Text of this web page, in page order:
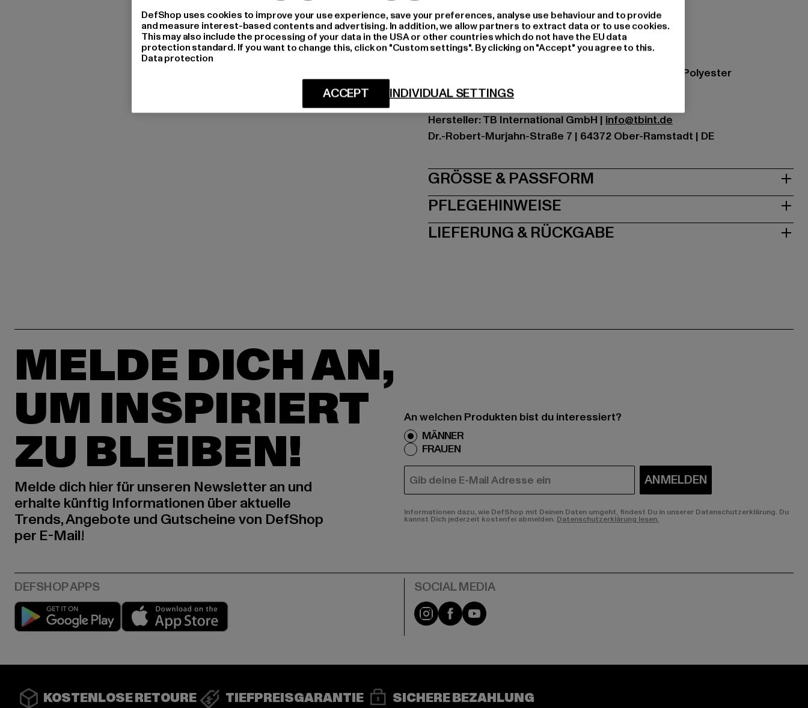
Marke: Urban Classics
Kat.: Zip Hoodies
Farbe: schwarz
Hersteller Farbe: black
Materialzusammensetzung: 65% Baumwolle, 35% Polyester
Art.Nr: TB014C-00007
Hersteller: TB International GmbH | info@tbint.de
Dr.-Robert-Murjahn-Straße 7 | 64372 Ober-Ramstadt | DE
GRÖSSE & PASSFORM
PFLEGEHINWEISE
LIEFERUNG & RÜCKGABE
MELDE DICH AN,
UM INSPIRIERT
ZU BLEIBEN!
Melde dich hier für unseren Newsletter an und
erhalte künftig Informationen über aktuelle
Trends, Angebote und Gutscheine von DefShop
per E-Mail!
An welchen Produkten bist du interessiert?
MÄNNER
FRAUEN
E-MAIL ANMELDEN
Informationen dazu, wie DefShop mit Deinen Daten umgeht, findest Du in unserer Datenschutzerklärung. Du
kannst Dich jederzeit kostenfei abmelden. Datenschutzerklärung lesen.
Play market Instagram
FacebookYouTube
KOSTENLOSE RETOURE TIEFPREISGARANTIE SICHERE BEZAHLUNG
DefShop uses cookies to improve your use experience, save your preferences, analyse use behaviour and to provide
and measure interest-based contents and advertising. In addition, we allow partners to extract data or to use cookies.
This may also include the processing of your data in the USA or other countries which do not have the EU data
protection standard. If you want to change this, click on "Custom settings". By clicking on "Accept" you agree to this.
Data protection
INDIVIDUAL SETTINGS
ACCEPT